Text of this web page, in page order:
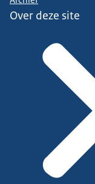
Over deze site